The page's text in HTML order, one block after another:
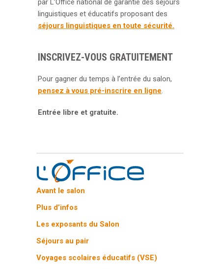
par L’Office national de garantie des séjours
linguistiques et éducatifs proposant des
séjours linguistiques en toute sécurité.
INSCRIVEZ-VOUS GRATUITEMENT
Pour gagner du temps à l’entrée du salon,
pensez à vous pré-inscrire en ligne.
Entrée libre et gratuite.
Avant le salon
Plus d’infos
Les exposants du Salon
Séjours au pair
Voyages scolaires éducatifs (VSE)